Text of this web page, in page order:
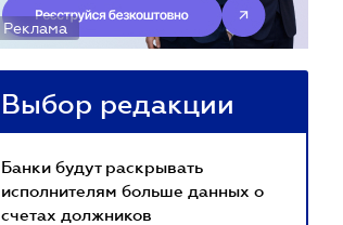
Реклама
Выбор редакции
Банки будут раскрывать
исполнителям больше данных о
счетах должников